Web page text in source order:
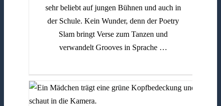
sehr beliebt auf jungen Bühnen und auch in
der Schule. Kein Wunder, denn der Poetry
Slam bringt Verse zum Tanzen und
verwandelt Grooves in Sprache …